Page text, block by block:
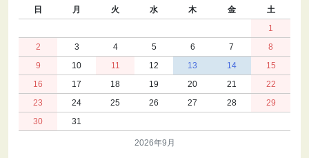
日 月 火 水 木 金
土
1
2
3 4 5 6 7
8
9
10 11 12 13 14
15
16
17 18 19 20 21
22
23
24 25 26 27 28
29
30
31
2026年9月